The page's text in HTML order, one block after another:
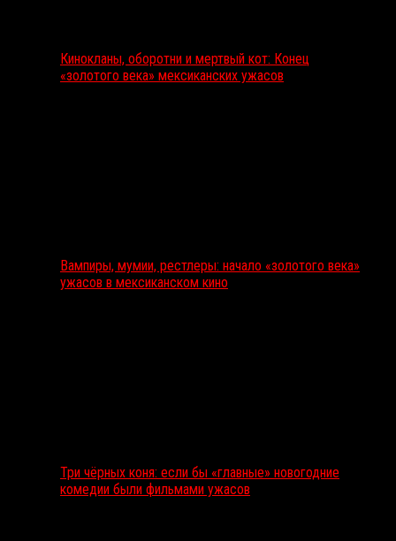
Кинокланы, оборотни и мертвый кот: Конец
«золотого века» мексиканских ужасов
Вампиры, мумии, рестлеры: начало «золотого века»
ужасов в мексиканском кино
Три чёрных коня: если бы «главные» новогодние
комедии были фильмами ужасов